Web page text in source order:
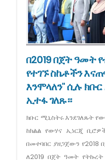
በ2019 በጀት
የተገኙ ስኬቶችን
እንሞላለን" ሲሉ
ኢተፋ ገለጹ።
ክቡር ሚኒስትሩ እንደገለጹት
ከክልል የውሃና ኢነርጂ
በመተባበር ያዘጋጀውን
ለ2019 በጀት ዓመት